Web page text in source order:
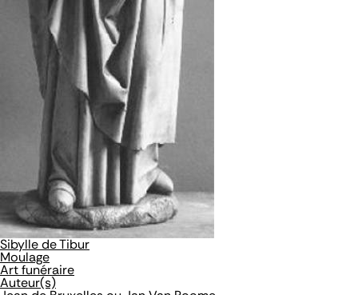
Sibylle de Tibur
Moulage
Art funéraire
Auteur(s)